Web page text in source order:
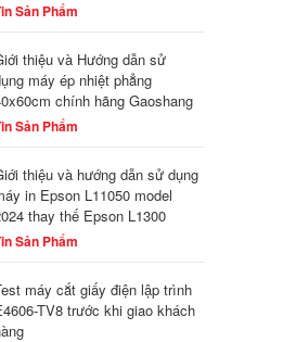
Sản Phẩm
thiệu và Hướng dẫn sử
máy ép nhiệt phẳng
chính hãng Gaoshang
Sản Phẩm
thiệu và hướng dẫn sử dụng
in Epson L11050 model
thay thế Epson L1300
Sản Phẩm
máy cắt giấy điện lập trình
TV8 trước khi giao khách